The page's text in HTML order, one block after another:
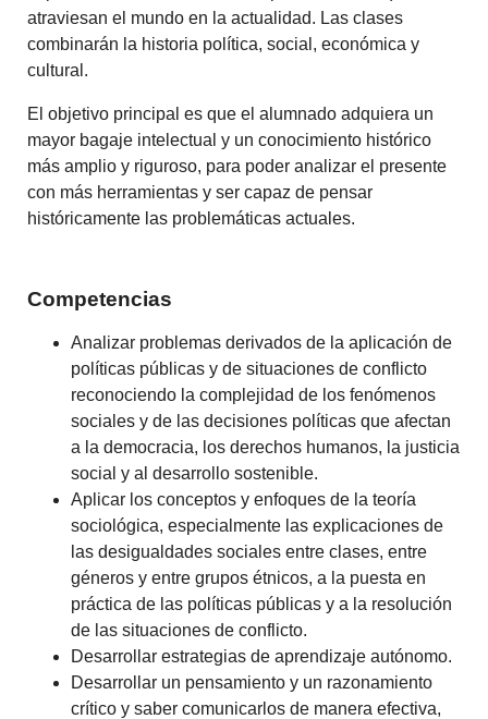
atraviesan el mundo en la actualidad. Las clases
combinarán la historia política, social, económica y
cultural.
El objetivo principal es que el alumnado adquiera un
mayor bagaje intelectual y un conocimiento histórico
más amplio y riguroso, para poder analizar el presente
con más herramientas y ser capaz de pensar
históricamente las problemáticas actuales.
Competencias
Analizar problemas derivados de la aplicación de
políticas públicas y de situaciones de conflicto
reconociendo la complejidad de los fenómenos
sociales y de las decisiones políticas que afectan
a la democracia, los derechos humanos, la justicia
social y al desarrollo sostenible.
Aplicar los conceptos y enfoques de la teoría
sociológica, especialmente las explicaciones de
las desigualdades sociales entre clases, entre
géneros y entre grupos étnicos, a la puesta en
práctica de las políticas públicas y a la resolución
de las situaciones de conflicto.
Desarrollar estrategias de aprendizaje autónomo.
Desarrollar un pensamiento y un razonamiento
crítico y saber comunicarlos de manera efectiva,